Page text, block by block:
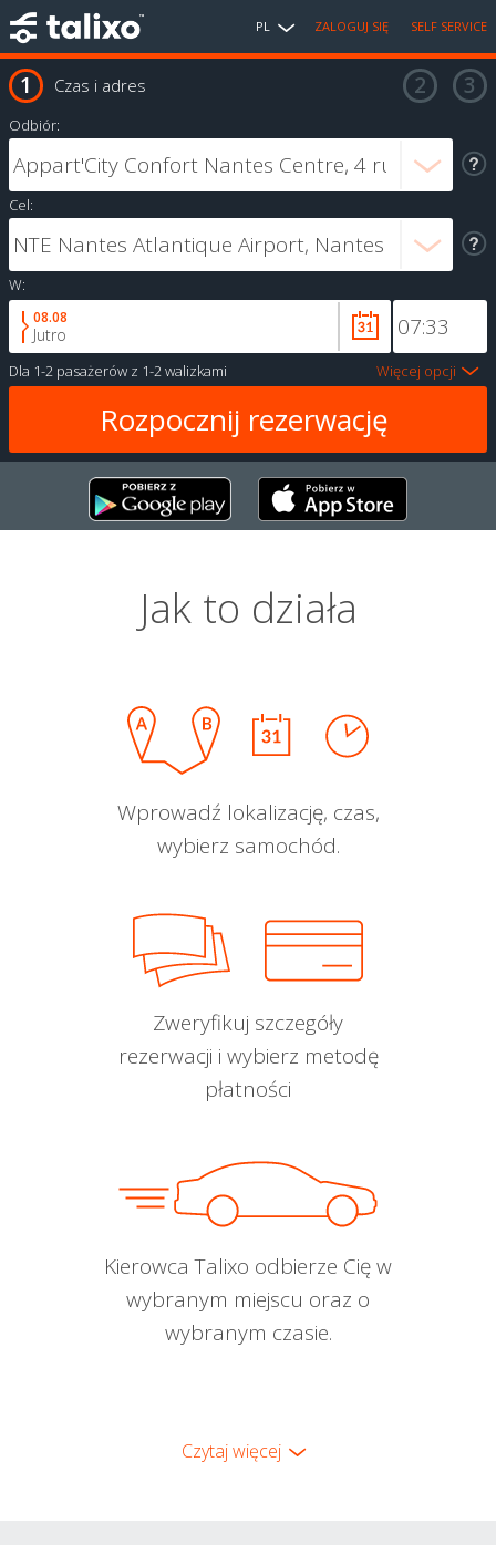
PL ZALOGUJ SIĘ SELF SERVICE
Czas i adres
Odbiór:
Cel:
W:
08.08
Jutro
Dla 1-2 pasażerów z 1-2 walizkami Więcej opcji
Jak to działa
Wprowadź lokalizację, czas,
wybierz samochód.
Zweryfikuj szczegóły
rezerwacji i wybierz metodę
płatności
Kierowca Talixo odbierze Cię w
wybranym miejscu oraz o
wybranym czasie.
Czytaj więcej